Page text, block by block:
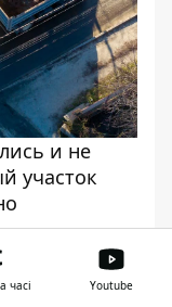
и не
участок
Мария Чалая
Сергей
часі Youtube